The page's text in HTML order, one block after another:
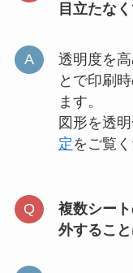
目立たな
透明度を
とで印刷
ます。
図形を透
定 をご覧く
複数シー
外するこ